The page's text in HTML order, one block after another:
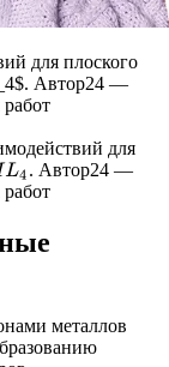
для
L4 . Автор24 —
металлов